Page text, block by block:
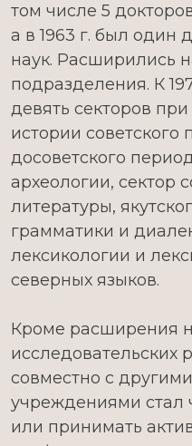
том числе 5
а в 1963 г. был один
наук. Расширились
подразделения. К
девять секторов при
истории советского
досоветского
археологии, сектор
литературы,
грамматики и
лексикологии и
северных языков.
Кроме расширения
исследовательских
совместно с
учреждениями стал
или принимать